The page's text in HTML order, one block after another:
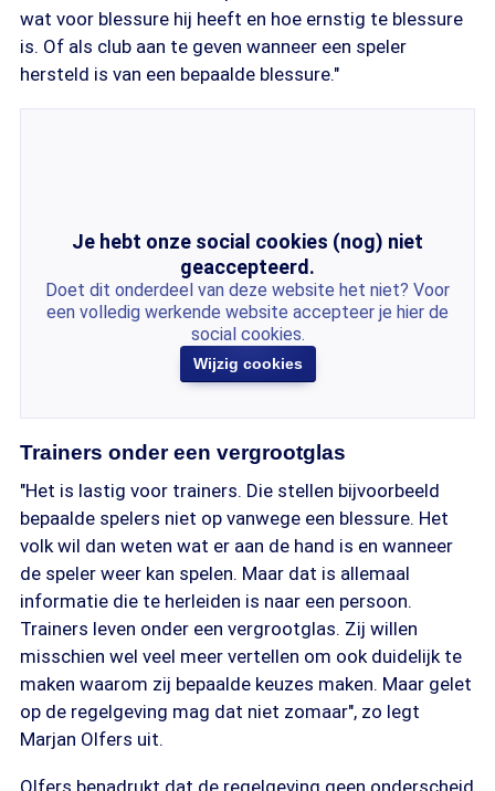
wat voor blessure hij heeft en hoe ernstig te blessure
is. Of als club aan te geven wanneer een speler
hersteld is van een bepaalde blessure."
Je hebt onze social cookies (nog) niet
geaccepteerd.
Doet dit onderdeel van deze website het niet? Voor
een volledig werkende website accepteer je hier de
social cookies.
Wijzig cookies
Trainers onder een vergrootglas
"Het is lastig voor trainers. Die stellen bijvoorbeeld
bepaalde spelers niet op vanwege een blessure. Het
volk wil dan weten wat er aan de hand is en wanneer
de speler weer kan spelen. Maar dat is allemaal
informatie die te herleiden is naar een persoon.
Trainers leven onder een vergrootglas. Zij willen
misschien wel veel meer vertellen om ook duidelijk te
maken waarom zij bepaalde keuzes maken. Maar gelet
op de regelgeving mag dat niet zomaar", zo legt
Marjan Olfers uit.
Olfers benadrukt dat de regelgeving geen onderscheid